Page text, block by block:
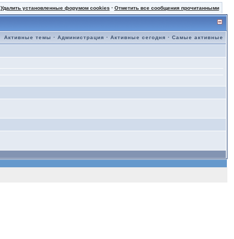
Удалить установленные форумом cookies · Отметить все сообщения прочитанными
Активные темы ·Администрация ·Активные сегодня ·Самые активные